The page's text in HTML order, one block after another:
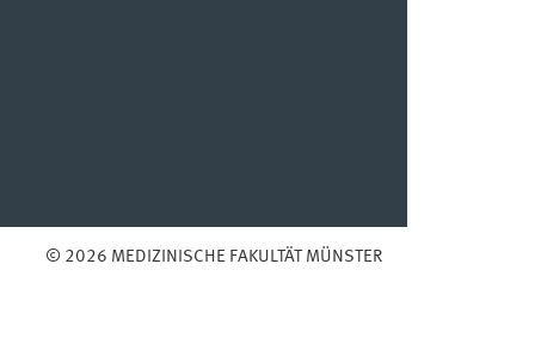
© 2026 MEDIZINISCHE FAKULTÄT MÜNSTER